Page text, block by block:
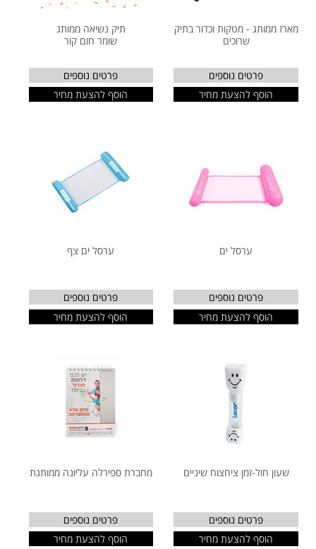
מארז ממותג - מטקות וכדור בתיק
שרוכים
פרטים נוספים
הוסף להצעת מחיר
תיק נשיאה ממותג
שומר חום קור
פרטים נוספים
הוסף להצעת מחיר
ערסל ים
פרטים נוספים
הוסף להצעת מחיר
ערסל ים צף
פרטים נוספים
הוסף להצעת מחיר
שעון חול-זמן ציחצוח שיניים
פרטים נוספים
הוסף להצעת מחיר
מחברת ספירלה עליונה ממותגת
פרטים נוספים
הוסף להצעת מחיר